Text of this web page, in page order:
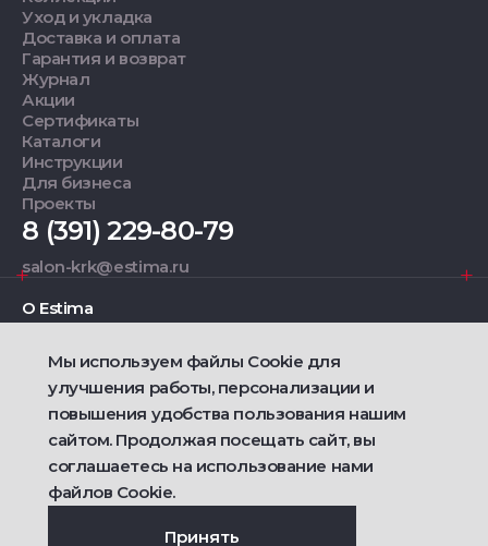
Уход и укладка
Доставка и оплата
Гарантия и возврат
Журнал
Акции
Сертификаты
Каталоги
Инструкции
Для бизнеса
Проекты
8 (391) 229-80-79
salon-krk@estima.ru
О Estima
Дизайнерам
Фирменные салоны
2021 — 2026 © Estima
Политика конфиденциальности
Ametist IT
Мы используем файлы Cookie для
улучшения работы, персонализации и
повышения удобства пользования нашим
сайтом. Продолжая посещать сайт, вы
соглашаетесь на использование нами
файлов Cookie.
Принять